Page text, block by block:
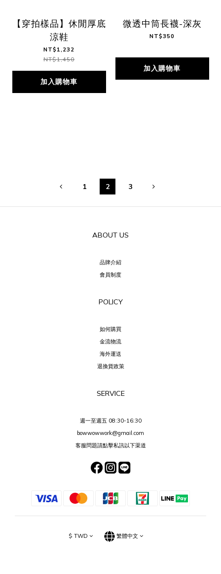
【穿拍樣品】休閒厚底
涼鞋
NT$1,232
NT$1,450
加入購物車
微透中筒長襪-深灰
NT$350
加入購物車
1 2 3
ABOUT US
品牌介紹
會員制度
POLICY
如何購買
金流物流
海外運送
退換貨政策
SERVICE
週一至週五 08:30-16:30
bowwowwork@gmail.com
客服問題請點擊私訊以下渠道
$ TWD 繁體中文